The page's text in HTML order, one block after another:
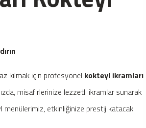
kılmak için profesyonel kokteyl ikramları
misafirlerinize lezzetli ikramlar sunarak
menülerimiz, etkinliğinize prestij katacak.